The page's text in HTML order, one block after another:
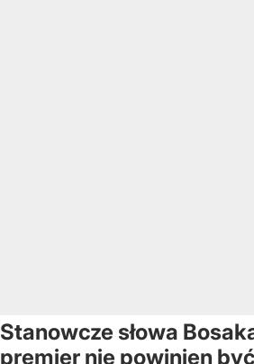
Stanowcze słowa
premier nie powinien